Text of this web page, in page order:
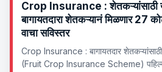
Crop Insurance : शेतकऱ्यांसाठी
बागायतदारा शेतकऱ्यानं मिळणार 27
वाचा सविस्तर
Crop Insurance : बागायतदार
(Fruit Crop Insurance Scheme) पहिल्या